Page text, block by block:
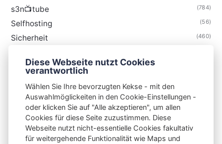
s3n📺tube (784)
Selfhosting (56)
Sicherheit (460)
Thunderbird
S3N🧩NET
Diese Webseite nutzt Cookies
verantwortlich
Wählen Sie Ihre bevorzugten Kekse - mit den
Auswahlmöglickeiten in den Cookie-Einstellungen -
oder klicken Sie auf "Alle akzeptieren", um allen
Cookies für diese Seite zuzustimmen. Diese
Webseite nutzt nicht-essentielle Cookies fakultativ
für weitergehende Funktionalität wie Maps und